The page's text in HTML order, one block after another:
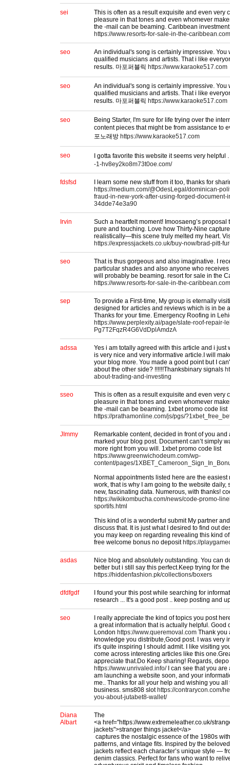
sei
This is often as a result exquisite and even very
pleasure in that tones and even whomever
the -mail can be beaming. Caribbean
https://www.resorts-for-sale-in-the-
seo
An individual's song is certainly impressive. You
qualified musicians and artists. That i like
results. 마포퍼블릭 https://www.karaoke517.com
seo
An individual's song is certainly impressive. You
qualified musicians and artists. That i like
results. 마포퍼블릭 https://www.karaoke517.com
seo
Being Starter, I'm sure for life trying over the
content pieces that might be from assistance to
포노래방 https://www.karaoke517.com
seo
I gotta favorite this website it seems very helpful
-1-hv8ey2ko8m73t0oe.com/
fdsfsd
I learn some new stuff from it too, thanks for
https://medium.com/@OdesLegal/dominican-
fraud-in-new-york-after-using-forged-document-
34dde74e3a90
Irvin
Such a heartfelt moment! Imoosaeng’s proposal
pure and touching. Love how Thirty-Nine
realistically—this scene truly melted my heart.
https://expressjackets.co.uk/buy-now/brad-pitt-
seo
That is thus gorgeous and also imaginative. I
particular shades and also anyone who
will probably be beaming. resort for sale in the
https://www.resorts-for-sale-in-the-
sep
To provide a First-time, My group is eternally
designed for articles and reviews which is in be
Thanks for your time. Emergency Roofing in
https://www.perplexity.ai/page/slate-roof-repair-
Pg7T2FqzR4G6VdDplAmdzA
adssa
Yes i am totally agreed with this article and i just
is very nice and very informative article.I will
your blog more. You made a good point but I
about the other side? !!!!!!Thanksbinary signals
about-trading-and-investing
sseo
This is often as a result exquisite and even very
pleasure in that tones and even whomever
the -mail can be beaming. 1xbet promo code list
https://prathamonline.com/js/pgs/
JImmy
Remarkable content, decided in front of you
marked your blog post. Document can’t simply
more right from you will. 1xbet promo code list
https://www.greenwichodeum.com/wp-
content/pages/
Normal appointments listed here are the easiest
work, that is why I am going to the website daily,
new, fascinating data. Numerous, with thanks!
https://wikikombucha.com/news/code-promo-
sportifs.html
This kind of is a wonderful submit My partner
discuss that. It is just what I desired to find out
you may keep on regarding revealing this kind
free welcome bonus no deposit https://
asdas
Nice blog and absolutely outstanding. You can
better but i still say this perfect.Keep trying for
https://hiddenfashion.pk/collections/boxers
dfdfgdf
I found your this post while searching for
research ... It's a good post .. keep posting and
seo
I really appreciate the kind of topics you post
a great information that is actually helpful. Good
London https://www.queremoval.com Thank you
knowledge you distribute,Good post. I was very
it's quite inspiring I should admit. I like visiting
come across interesting articles like this
appreciate that.Do Keep sharing! Regards, depo
https://www.unrivaled.info/I can see that you are
am launching a website soon, and your
me.. Thanks for all your help and wishing you all
business. sms808 slot https://contrarycon.com/
you-about-jutabet8-wallet/
Diana
Albart
The
<a href="https://www.extremeleather.co.uk/
jackets">stranger things jacket</a>
captures the nostalgic essence of the 1980s
patterns, and vintage fits. Inspired by the
jackets reflect each character’s unique style —
denim classics. Perfect for fans who want to